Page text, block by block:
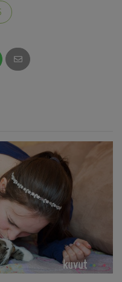
para ellos. Aunque
los cambios.
quitando el pelo
el veterinario nos
para
sienta mas seguro y